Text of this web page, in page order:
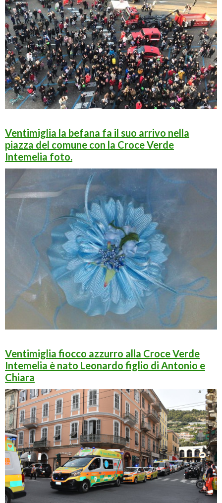
Ventimiglia la befana fa il suo arrivo nella
piazza del comune con la Croce Verde
Intemelia foto.
Ventimiglia fiocco azzurro alla Croce Verde
Intemelia è nato Leonardo figlio di Antonio e
Chiara